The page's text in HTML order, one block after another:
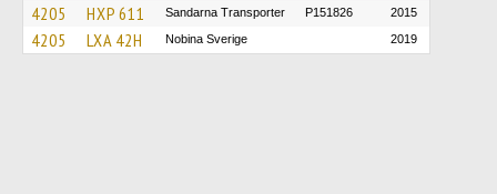
4205 HXP 611 Sandarna Transporter P151826 2015
4205 LXA 42H Nobina Sverige 2019